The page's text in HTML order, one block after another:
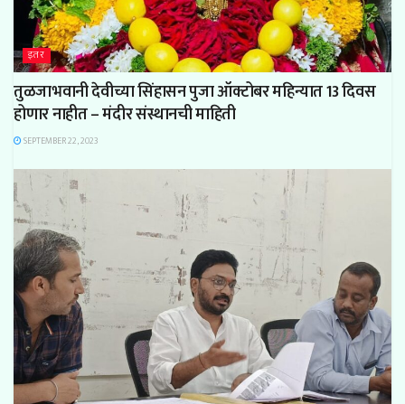
इतर
तुळजाभवानी देवीच्या सिंहासन पुजा ऑक्टोबर महिन्यात 13 दिवस
होणार नाहीत – मंदीर संस्थानची माहिती
SEPTEMBER 22, 2023